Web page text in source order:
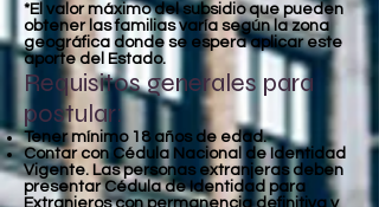
*El valor máximo del subsidio que pueden
obtener las familias varía según la zona
geográfica donde se espera aplicar este
aporte del Estado.
Requisitos generales para
postular:
Tener mínimo 18 años de edad.
Contar con Cédula Nacional de Identidad
Vigente. Las personas extranjeras deben
presentar Cédula de Identidad para
Extranjeros con permanencia definitiva y